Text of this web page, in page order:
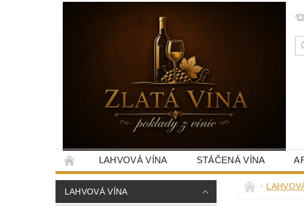
LAHVOVÁ VÍNA STÁČENÁ VÍNA
LAHVOVÁ VÍNA